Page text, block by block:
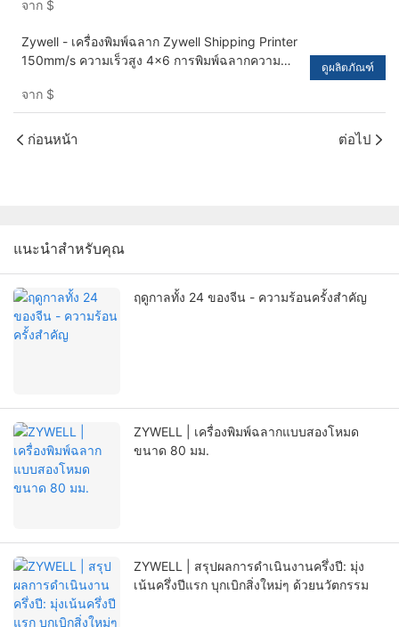
จาก $
Zywell - เครื่องพิมพ์ฉลาก Zywell Shipping Printer
150mm/s ความเร็วสูง 4x6 การพิมพ์ฉลากความ
จาก $
ดูผลิตภัณฑ์
ก่อนหน้า ต่อไป
แนะนำสำหรับคุณ
ฤดูกาลทั้ง 24 ของจีน - ความร้อนครั้งสำคัญ
ZYWELL | เครื่องพิมพ์ฉลากแบบสองโหมด
ขนาด 80 มม.
ZYWELL | สรุปผลการดำเนินงานครึ่งปี: มุ่ง
เน้นครึ่งปีแรก บุกเบิกสิ่งใหม่ๆ ด้วยนวัตกรรม